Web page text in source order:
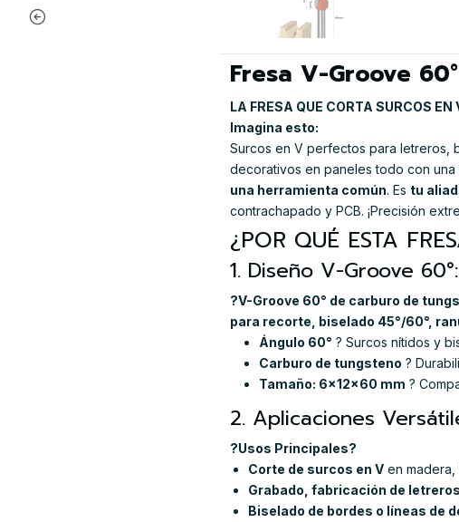
Fresa V-Groove
LA FRESA QUE CORTA SURCOS
Imagina esto:
Surcos en V perfectos para letreros,
decorativos en paneles todo con
una herramienta común. Es tu
contrachapado y PCB. ¡Precisión
¿POR QUÉ ESTA
1. Diseño V-Groove
?V-Groove 60° de carburo de
para recorte, biselado 45°/60°,
Ángulo 60° ? Surcos nítidos y
Carburo de tungsteno ?
Tamaño: 6x12x60 mm ?
2. Aplicaciones
?Usos Principales?
Corte de surcos en V en madera,
Grabado, fabricación de
Biselado de bordes o líneas de